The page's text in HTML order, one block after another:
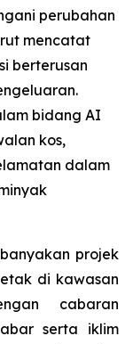
perubahan
mencatat
berterusan
bidang AI
kos,
dalam
projek
di kawasan
cabaran
serta iklim